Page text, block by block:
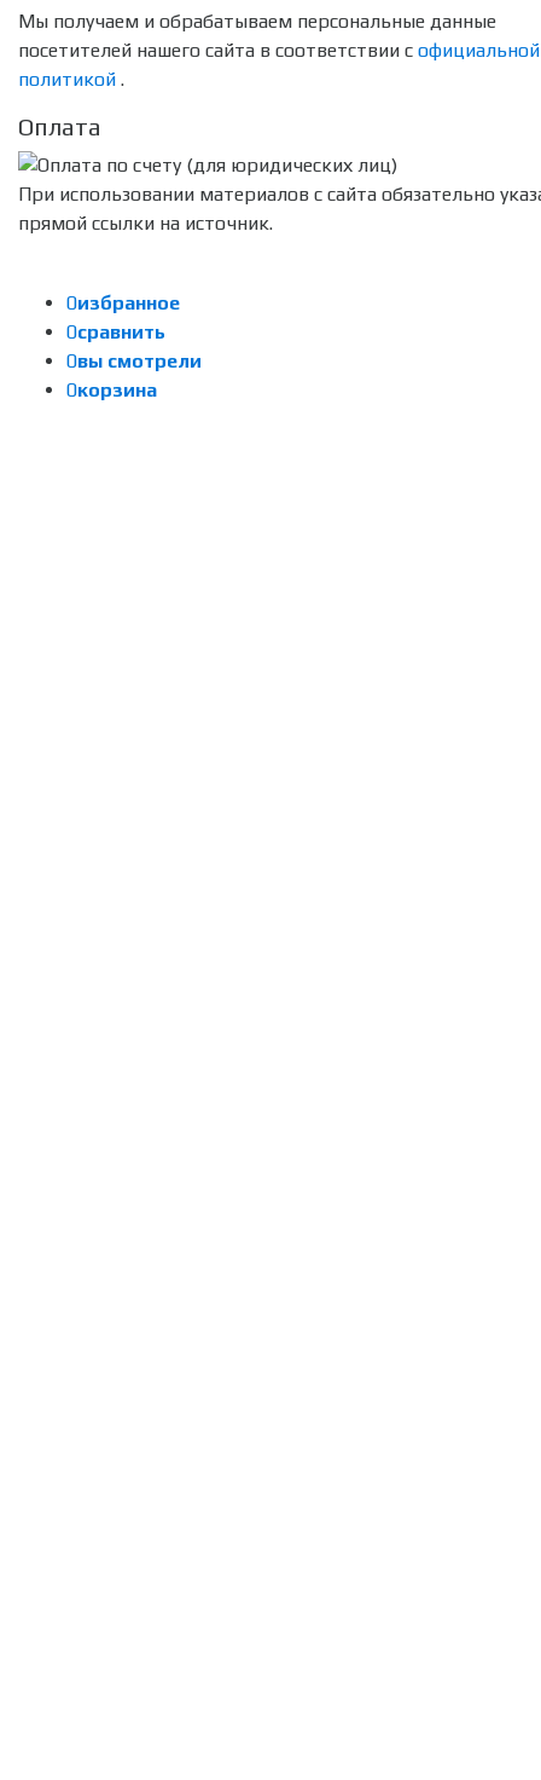
Мы получаем и обрабатываем персональные данные
посетителей нашего сайта в соответствии с официальной
политикой .
Оплата
При использовании материалов с сайта обязательно
прямой ссылки на источник.
0избранное
0сравнить
0вы смотрели
0корзина